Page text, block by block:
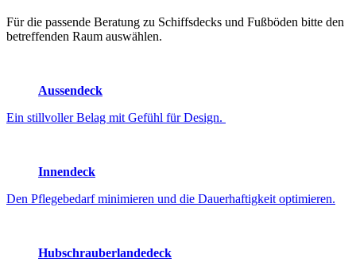
Für die passende Beratung zu Schiffsdecks und Fußböden bitte den
betreffenden Raum auswählen.
Aussendeck
Ein stillvoller Belag mit Gefühl für Design.
Innendeck
Den Pflegebedarf minimieren und die Dauerhaftigkeit optimieren.
Hubschrauberlandedeck